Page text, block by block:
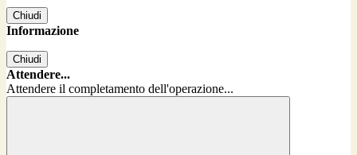
Chiudi
Informazione
Chiudi
Attendere...
Attendere il completamento dell'operazione...